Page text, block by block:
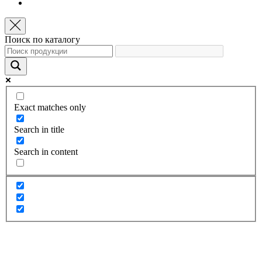
Поиск по каталогу
Exact matches only
Search in title
Search in content